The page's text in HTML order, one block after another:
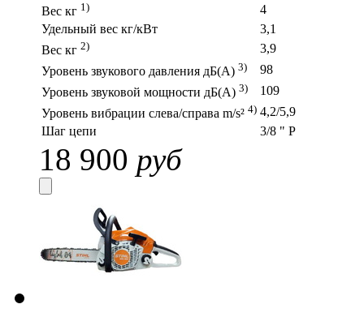
Вес кг 1)
4
Удельный вес кг/кВт
3,1
Вес кг 2)
3,9
Уровень звукового давления дБ(A) 3)
98
Уровень звуковой мощности дБ(A) 3)
109
Уровень вибрации слева/справа m/s² 4) 4,2/5,9
Шаг цепи
3/8 " P
18 900 руб